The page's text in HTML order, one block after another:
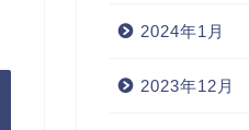
2024年1月
2023年12月